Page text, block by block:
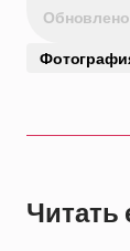
Обновлено
Читать